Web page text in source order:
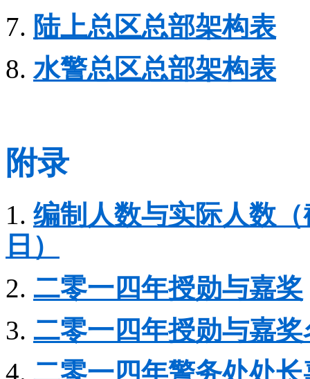
7. 陆上总区总部架构表
8.水警总区总部架构表
附录
1. 编制人数与实际人数
日）
2. 二零一四年授勋与嘉奖
3. 二零一四年授勋与嘉奖
4. 二零一四年警务处处